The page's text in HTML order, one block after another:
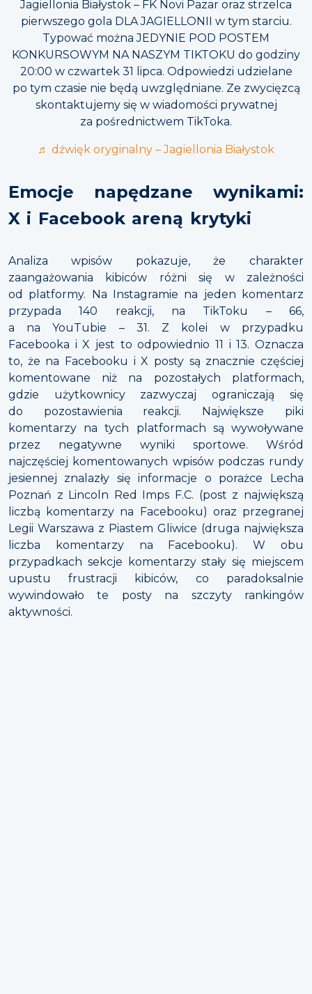
Jagiellonia Białystok – FK Novi Pazar oraz strzelca
pierwszego gola DLA JAGIELLONII w tym starciu.
Typować można JEDYNIE POD POSTEM
KONKURSOWYM NA NASZYM TIKTOKU do godziny
20:00 w czwartek 31 lipca. Odpowiedzi udzielane
po tym czasie nie będą uwzględniane. Ze zwycięzcą
skontaktujemy się w wiadomości prywatnej
za pośrednictwem TikToka.
♬ dźwięk oryginalny – Jagiellonia Białystok
Emocje napędzane wynikami:
X i Facebook areną krytyki
Analiza wpisów pokazuje, że charakter
zaangażowania kibiców różni się w zależności
od platformy. Na Instagramie na jeden komentarz
przypada 140 reakcji, na TikToku – 66,
a na YouTubie – 31. Z kolei w przypadku
Facebooka i X jest to odpowiednio 11 i 13. Oznacza
to, że na Facebooku i X posty są znacznie częściej
komentowane niż na pozostałych platformach,
gdzie użytkownicy zazwyczaj ograniczają się
do pozostawienia reakcji. Największe piki
komentarzy na tych platformach są wywoływane
przez negatywne wyniki sportowe. Wśród
najczęściej komentowanych wpisów podczas rundy
jesiennej znalazły się informacje o porażce Lecha
Poznań z Lincoln Red Imps F.C. (post z największą
liczbą komentarzy na Facebooku) oraz przegranej
Legii Warszawa z Piastem Gliwice (druga największa
liczba komentarzy na Facebooku). W obu
przypadkach sekcje komentarzy stały się miejscem
upustu frustracji kibiców, co paradoksalnie
wywindowało te posty na szczyty rankingów
aktywności.